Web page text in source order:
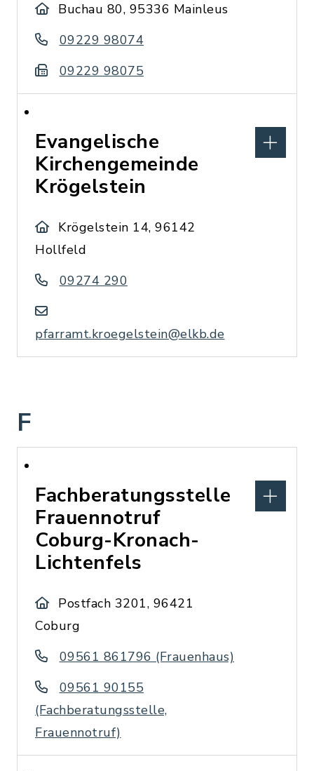
Buchau 80, 95336 Mainleus
09229 98074
09229 98075
Evangelische
Kirchengemeinde
Krögelstein
Krögelstein 14, 96142
Hollfeld
09274 290
pfarramt.kroegelstein@elkb.de
F
Fachberatungsstelle
Frauennotruf
Coburg-Kronach-
Lichtenfels
Postfach 3201, 96421
Coburg
09561 861796 (Frauenhaus)
09561 90155
(Fachberatungsstelle,
Frauennotruf)